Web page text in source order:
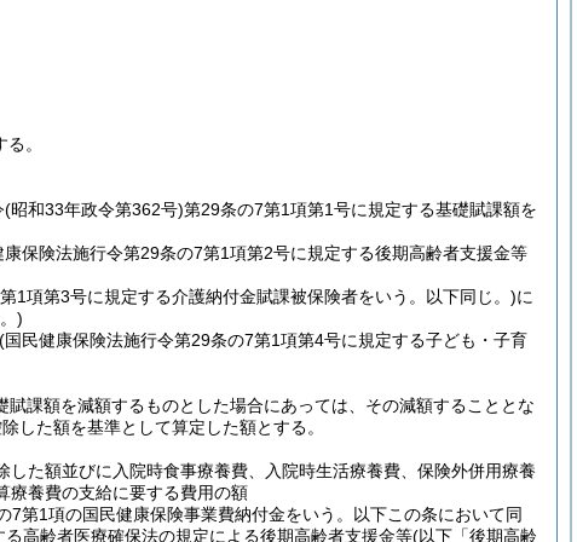
。
(昭和33年政令第362号)第29条の7第1項第1号に規定する基礎賦課額を
康保険法施行令第29条の7第1項第2号に規定する後期高齢者支援金等
1項第3号に規定する介護納付金賦課被保険者をいう。以下同じ。)に
)
(国民健康保険法施行令第29条の7第1項第4号に規定する子ども・子育
賦課額を減額するものとした場合にあっては、その減額することとな
した額を基準として算定した額とする。
た額並びに入院時食事療養費、入院時生活療養費、保険外併用療養
療養費の支給に要する費用の額
第1項の国民健康保険事業費納付金をいう。以下この条において同
高齢者医療確保法の規定による後期高齢者支援金等(以下「後期高齢